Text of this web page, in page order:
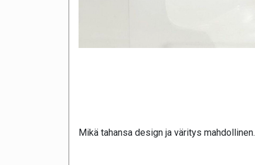
Mikä tahansa design ja väritys mahdollinen.